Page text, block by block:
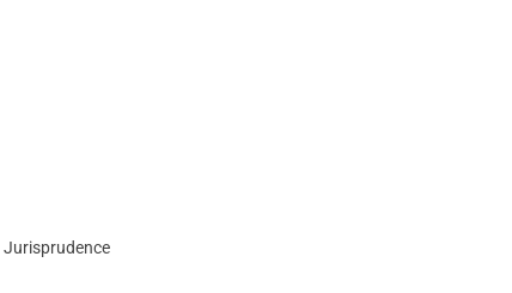
Jurisprudence